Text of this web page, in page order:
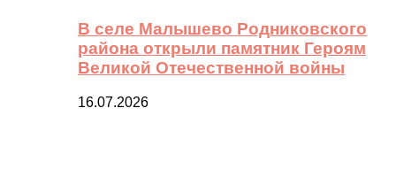
В селе Малышево Родниковского
района открыли памятник Героям
Великой Отечественной войны
16.07.2026